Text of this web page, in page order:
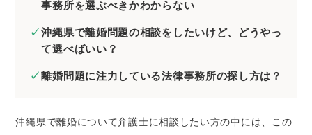
自分に不利なことも正直に話す
離婚の種類
調停離婚
裁判離婚
事務所を選ぶべきかわからない
沖縄県で離婚問題の相談をしたいけど、どうやっ
て選べばいい？
離婚問題に注力している法律事務所の探し方は？
沖縄県で離婚について弁護士に相談したい方の中には、この